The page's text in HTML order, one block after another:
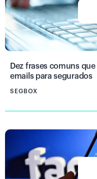
Dez frases comuns
emails para segurados
SEGBOX